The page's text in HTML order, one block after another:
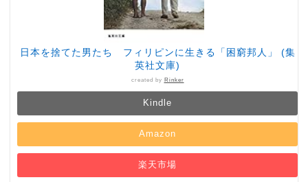
日本を捨てた男たち フィリピンに生きる「困窮邦人」 (集
英社文庫)
created by Rinker
Kindle
Amazon
楽天市場